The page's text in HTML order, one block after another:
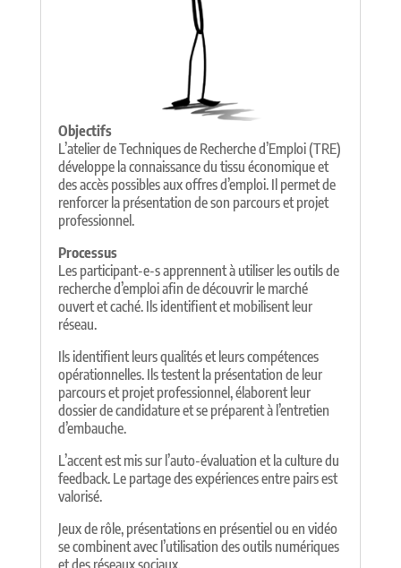
Objectifs
L’atelier de Techniques de Recherche d’Emploi (TRE)
développe la connaissance du tissu économique et
des accès possibles aux offres d’emploi. Il permet de
renforcer la présentation de son parcours et projet
professionnel.
Processus
Les participant-e-s apprennent à utiliser les outils de
recherche d’emploi afin de découvrir le marché
ouvert et caché. Ils identifient et mobilisent leur
réseau.
Ils identifient leurs qualités et leurs compétences
opérationnelles. Ils testent la présentation de leur
parcours et projet professionnel, élaborent leur
dossier de candidature et se préparent à l’entretien
d’embauche.
L’accent est mis sur l’auto-évaluation et la culture du
feedback. Le partage des expériences entre pairs est
valorisé.
Jeux de rôle, présentations en présentiel ou en vidéo
se combinent avec l’utilisation des outils numériques
et des réseaux sociaux.